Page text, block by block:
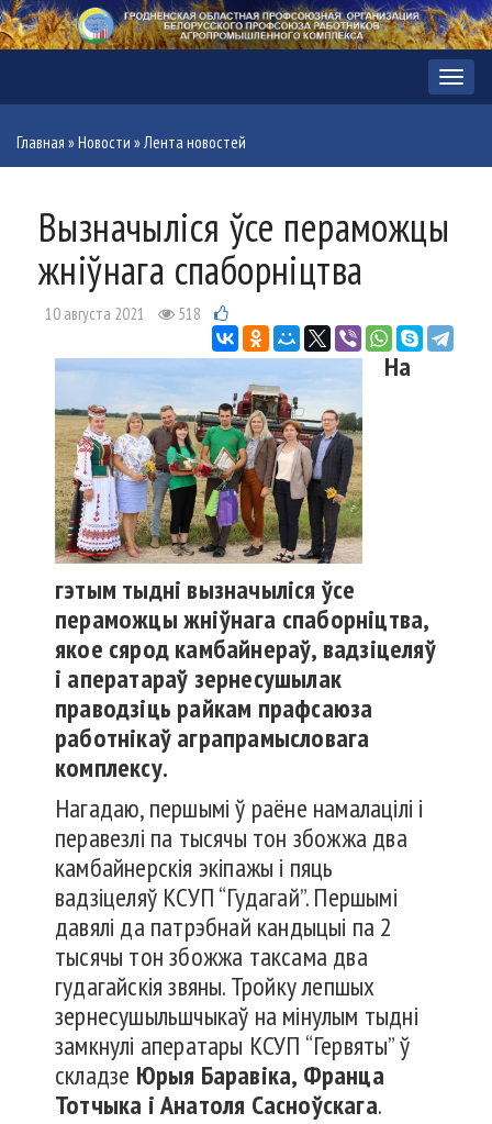
Меню
Главная »Новости »Лента новостей
Вызначыліся ўсе пераможцы
жніўнага спаборніцтва
10 августа 2021 518
На
гэтым тыдні вызначыліся ўсе
пераможцы жніўнага спаборніцтва,
якое сярод камбайнераў, вадзіцеляў
і аператараў зернесушылак
праводзіць райкам прафсаюза
работнікаў аграпрамысловага
комплексу.
Нагадаю, першымі ў раёне намалацілі і
перавезлі па тысячы тон збожжа два
камбайнерскія экіпажы і пяць
вадзіцеляў КСУП “Гудагай”. Першымі
давялі да патрэбнай кандыцыі па 2
тысячы тон збожжа таксама два
гудагайскія звяны. Тройку лепшых
зернесушыльшчыкаў на мінулым тыдні
замкнулі аператары КСУП “Гервяты” ў
складзе Юрыя Баравіка, Франца
Тотчыка і Анатоля Сасноўскага.